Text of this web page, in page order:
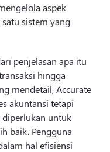
aspek
sistem yang
penjelasan apa itu
hingga
mendetail, Accurate
akuntansi tetapi
untuk
baik. Pengguna
hal efisiensi